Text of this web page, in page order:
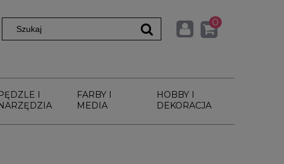
0
I
FARBY I
MEDIA
HOBBY I
DEKORACJA